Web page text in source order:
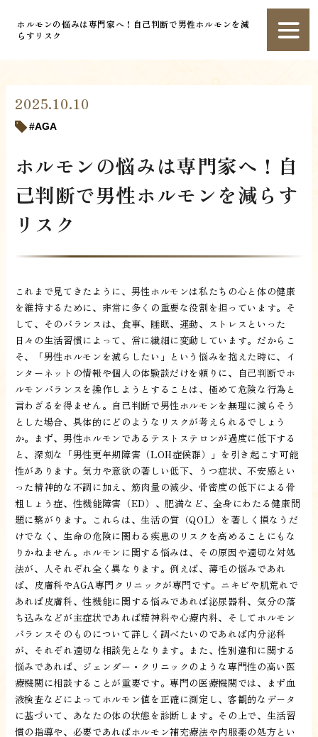
ホルモンの悩みは専門家へ！自己判断で男性ホルモンを減
らすリスク
2025.10.10
AGA
ホルモンの悩みは専門家へ！自
己判断で男性ホルモンを減らす
リスク
これまで見てきたように、男性ホルモンは私たちの心と体の健康
を維持するために、非常に多くの重要な役割を担っています。そ
して、そのバランスは、食事、睡眠、運動、ストレスといった
日々の生活習慣によって、常に繊細に変動しています。だからこ
そ、「男性ホルモンを減らしたい」という悩みを抱えた時に、イ
ンターネットの情報や個人の体験談だけを頼りに、自己判断でホ
ルモンバランスを操作しようとすることは、極めて危険な行為と
言わざるを得ません。自己判断で男性ホルモンを無理に減らそう
とした場合、具体的にどのようなリスクが考えられるでしょう
か。まず、男性ホルモンであるテストステロンが過度に低下する
と、深刻な「男性更年期障害（LOH症候群）」を引き起こす可能
性があります。気力や意欲の著しい低下、うつ症状、不安感とい
った精神的な不調に加え、筋肉量の減少、骨密度の低下による骨
粗しょう症、性機能障害（ED）、肥満など、全身にわたる健康問
題に繋がります。これらは、生活の質（QOL）を著しく損なうだ
けでなく、生命の危険に関わる疾患のリスクを高めることにもな
りかねません。ホルモンに関する悩みは、その原因や適切な対処
法が、人それぞれ全く異なります。例えば、薄毛の悩みであれ
ば、皮膚科やAGA専門クリニックが専門です。ニキビや肌荒れで
あれば皮膚科、性機能に関する悩みであれば泌尿器科、気分の落
ち込みなどが主症状であれば精神科や心療内科、そしてホルモン
バランスそのものについて詳しく調べたいのであれば内分泌科
が、それぞれ適切な相談先となります。また、性別違和に関する
悩みであれば、ジェンダー・クリニックのような専門性の高い医
療機関に相談することが重要です。専門の医療機関では、まず血
液検査などによってホルモン値を正確に測定し、客観的なデータ
に基づいて、あなたの体の状態を診断します。その上で、生活習
慣の指導や、必要であればホルモン補充療法や内服薬の処方とい